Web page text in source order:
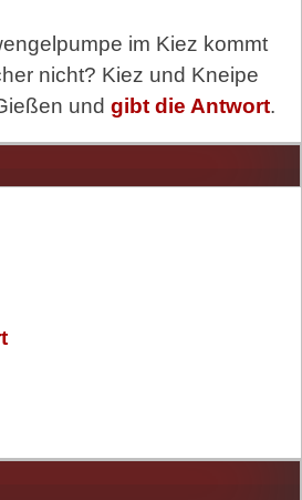
im Kiez kommt
nicht? Kiez und Kneipe
und gibt die Antwort.